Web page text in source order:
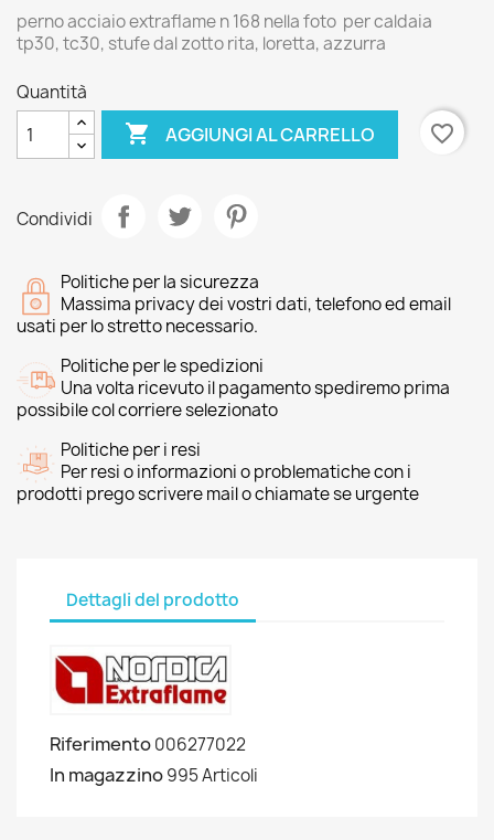
perno acciaio extraflame n 168 nella foto per caldaia
tp30, tc30, stufe dal zotto rita, loretta, azzurra
Quantità
 AGGIUNGI AL CARRELLO favorite_border
Condividi
Politiche per la sicurezza
Massima privacy dei vostri dati, telefono ed email
usati per lo stretto necessario.
Politiche per le spedizioni
Una volta ricevuto il pagamento spediremo prima
possibile col corriere selezionato
Politiche per i resi
Per resi o informazioni o problematiche con i
prodotti prego scrivere mail o chiamate se urgente
Dettagli del prodotto
Riferimento006277022
In magazzino995 Articoli